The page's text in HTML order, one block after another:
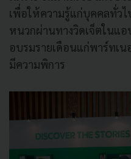
เพื่อให้ความรู้แก่บุคคลทั่ว
หนวกผ่านทางวิดเจ็ตในแ
อบรมรายเดือนแก่พาร์ทเ
มีความพิการ